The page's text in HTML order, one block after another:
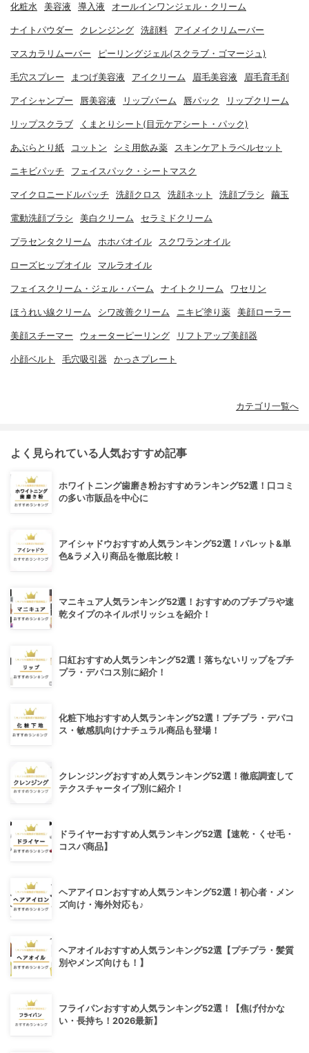
化粧水 美容液 導入液 オールインワンジェル・クリーム
ナイトパウダー クレンジング 洗顔料 アイメイクリムーバー
マスカラリムーバー ピーリングジェル(スクラブ・ゴマージュ)
毛穴スプレー まつげ美容液 アイクリーム 眉毛美容液 眉毛育毛剤
アイシャンプー 唇美容液 リップバーム 唇パック リップクリーム
リップスクラブ くまとりシート(目元ケアシート・パック)
あぶらとり紙 コットン シミ用飲み薬 スキンケアトラベルセット
ニキビパッチ フェイスパック・シートマスク
マイクロニードルパッチ 洗顔クロス 洗顔ネット 洗顔ブラシ 繭玉
電動洗顔ブラシ 美白クリーム セラミドクリーム
プラセンタクリーム ホホバオイル スクワランオイル
ローズヒップオイル マルラオイル
フェイスクリーム・ジェル・バーム ナイトクリーム ワセリン
ほうれい線クリーム シワ改善クリーム ニキビ塗り薬 美顔ローラー
美顔スチーマー ウォーターピーリング リフトアップ美顔器
小顔ベルト 毛穴吸引器 かっさプレート
カテゴリ一覧へ
よく見られている人気おすすめ記事
ホワイトニング歯磨き粉おすすめランキング52選！口コミ
の多い市販品を中心に
アイシャドウおすすめ人気ランキング52選！パレット&単
色&ラメ入り商品を徹底比較！
マニキュア人気ランキング52選！おすすめのプチプラや速
乾タイプのネイルポリッシュを紹介！
口紅おすすめ人気ランキング52選！落ちないリップをプチ
プラ・デパコス別に紹介！
化粧下地おすすめ人気ランキング52選！プチプラ・デパコ
ス・敏感肌向けナチュラル商品も登場！
クレンジングおすすめ人気ランキング52選！徹底調査して
テクスチャータイプ別に紹介！
ドライヤーおすすめ人気ランキング52選【速乾・くせ毛・
コスパ商品】
ヘアアイロンおすすめ人気ランキング52選！初心者・メン
ズ向け・海外対応も♪
ヘアオイルおすすめ人気ランキング52選【プチプラ・髪質
別やメンズ向けも！】
フライパンおすすめ人気ランキング52選！【焦げ付かな
い・長持ち！2026最新】